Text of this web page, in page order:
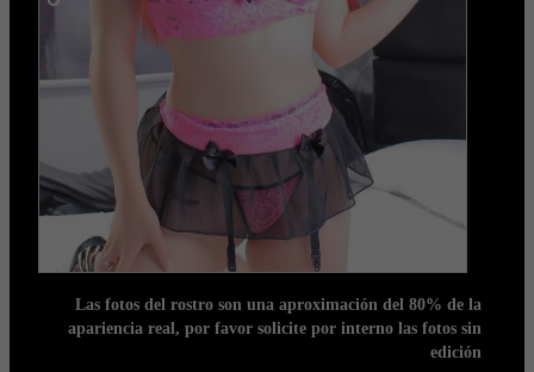
Las fotos del rostro son una aproximación del 80% de la
apariencia real, por favor solicite por interno las fotos sin
edición